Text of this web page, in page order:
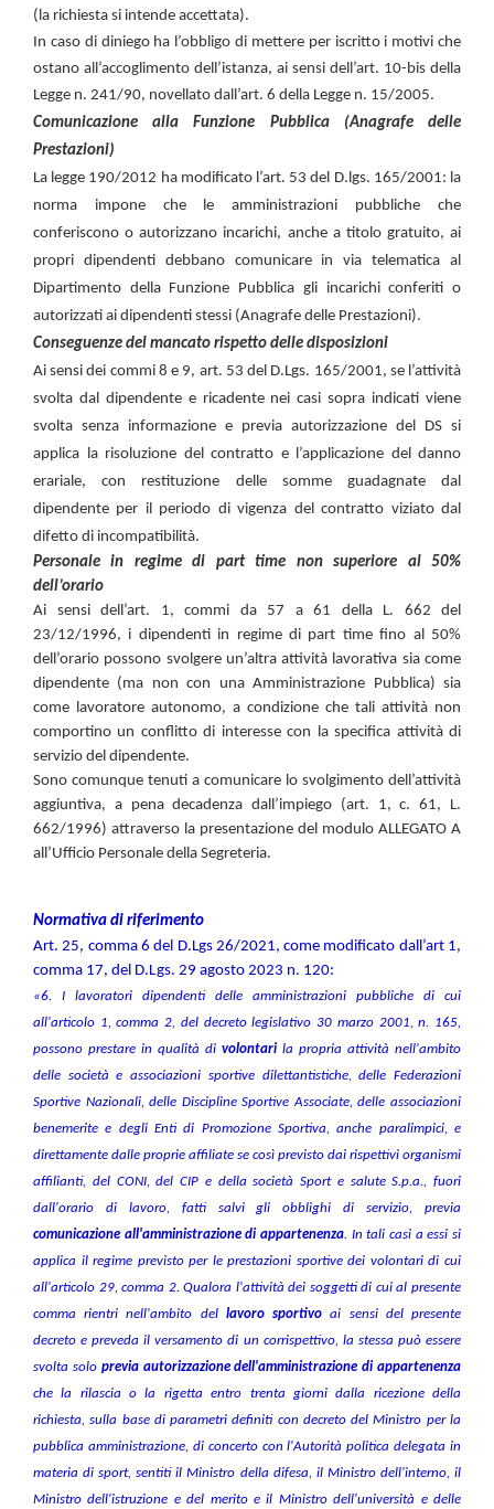
(la richiesta si intende accettata).
In caso di diniego ha l’obbligo di mettere per iscritto i motivi che
ostano all’accoglimento dell’istanza, ai sensi dell’art. 10-bis della
Legge n. 241/90, novellato dall’art. 6 della Legge n. 15/2005.
Comunicazione alla Funzione Pubblica (Anagrafe delle
Prestazioni)
La legge 190/2012 ha modificato l’art. 53 del D.lgs. 165/2001: la
norma impone che le amministrazioni pubbliche che
conferiscono o autorizzano incarichi, anche a titolo gratuito, ai
propri dipendenti debbano comunicare in via telematica al
Dipartimento della Funzione Pubblica gli incarichi conferiti o
autorizzati ai dipendenti stessi (Anagrafe delle Prestazioni).
Conseguenze del mancato rispetto delle disposizioni
Ai sensi dei commi 8 e 9, art. 53 del D.Lgs. 165/2001, se l’attività
svolta dal dipendente e ricadente nei casi sopra indicati viene
svolta senza informazione e previa autorizzazione del DS si
applica la risoluzione del contratto e l’applicazione del danno
erariale, con restituzione delle somme guadagnate dal
dipendente per il periodo di vigenza del contratto viziato dal
difetto di incompatibilità.
Personale in regime di part time non superiore al 50%
dell’orario
Ai sensi dell’art. 1, commi da 57 a 61 della L. 662 del
23/12/1996, i dipendenti in regime di part time fino al 50%
dell’orario possono svolgere un’altra attività lavorativa sia come
dipendente (ma non con una Amministrazione Pubblica) sia
come lavoratore autonomo, a condizione che tali attività non
comportino un conflitto di interesse con la specifica attività di
servizio del dipendente.
Sono comunque tenuti a comunicare lo svolgimento dell’attività
aggiuntiva, a pena decadenza dall’impiego (art. 1, c. 61, L.
662/1996) attraverso la presentazione del modulo ALLEGATO A
all’Ufficio Personale della Segreteria.
Normativa di riferimento
Art. 25, comma 6 del D.Lgs 26/2021, come modificato dall’art 1,
comma 17, del D.Lgs.29 agosto 2023 n. 120:
«6. I lavoratori dipendenti delle amministrazioni pubbliche di cui
all'articolo 1, comma 2, del decreto legislativo 30 marzo 2001, n. 165,
possono prestare in qualità di volontari la propria attività nell'ambito
delle società e associazioni sportive dilettantistiche, delle Federazioni
Sportive Nazionali, delle Discipline Sportive Associate, delle associazioni
benemerite e degli Enti di Promozione Sportiva, anche paralimpici, e
direttamente dalle proprie affiliate se così previsto dai rispettivi organismi
affilianti, del CONI, del CIP e della società Sport e salute S.p.a., fuori
dall'orario di lavoro, fatti salvi gli obblighi di servizio, previa
comunicazione all'amministrazione di appartenenza. In tali casi a essi si
applica il regime previsto per le prestazioni sportive dei volontari di cui
all'articolo 29, comma 2. Qualora l'attività dei soggetti di cui al presente
comma rientri nell'ambito del lavoro sportivo ai sensi del presente
decreto e preveda il versamento di un corrispettivo, la stessa può essere
svolta solo previa autorizzazione dell'amministrazione di appartenenza
che la rilascia o la rigetta entro trenta giorni dalla ricezione della
richiesta, sulla base di parametri definiti con decreto del Ministro per la
pubblica amministrazione, di concerto con l'Autorità politica delegata in
materia di sport, sentiti il Ministro della difesa, il Ministro dell'interno, il
Ministro dell'istruzione e del merito e il Ministro dell'università e delle